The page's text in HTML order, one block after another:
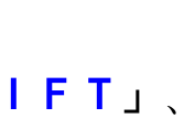
ＦＴ 」